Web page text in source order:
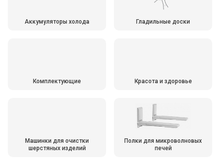
Аккумуляторы холода Гладильные доски
Комплектующие Красота и здоровье
Машинки для очистки
шерстяных изделий
Полки для микроволновых
печей